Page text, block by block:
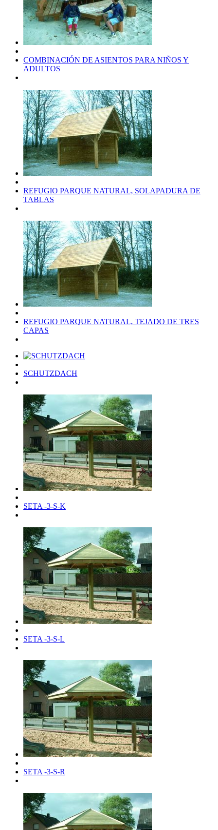
COMBINACIÓN DE ASIENTOS PARA NIÑOS Y
ADULTOS
REFUGIO PARQUE NATURAL, SOLAPADURA DE
TABLAS
REFUGIO PARQUE NATURAL, TEJADO DE TRES
CAPAS
SCHUTZDACH
SETA -3-S-K
SETA -3-S-L
SETA -3-S-R